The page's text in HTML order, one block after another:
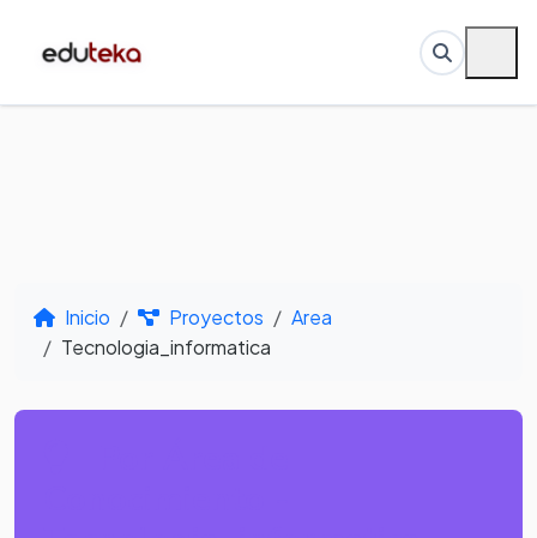
Inicio Proyectos
Area
Tecnologia_informatica